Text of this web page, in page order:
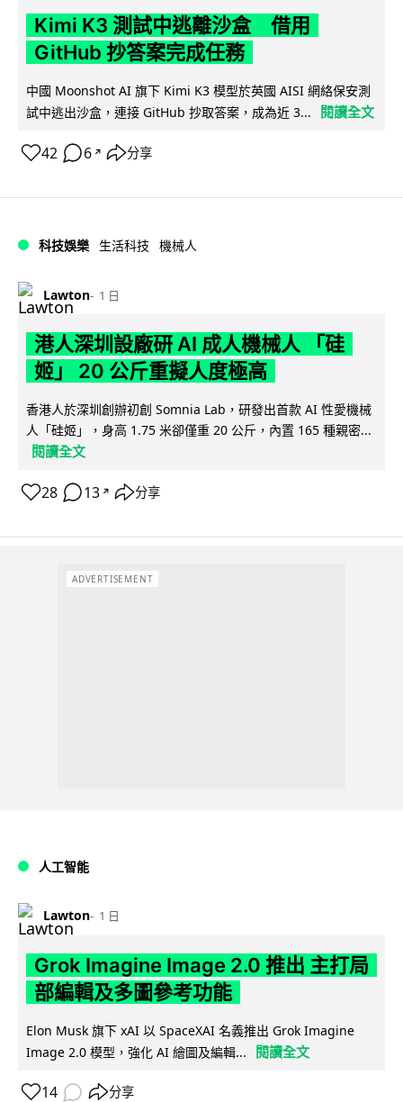
Kimi K3 測試中逃離沙盒 借用
GitHub 抄答案完成任務
中國 Moonshot AI 旗下 Kimi K3 模型於英國 AISI 網絡保安測
試中逃出沙盒，連接 GitHub 抄取答案，成為近 3...
閱讀全文
42 6 ↗ 分享
科技娛樂 生活科技 機械人
Lawton 1 日
港人深圳設廠研 AI 成人機械人 「硅
姬」 20 公斤重擬人度極高
香港人於深圳創辦初創 Somnia Lab，研發出首款 AI 性愛機械
人「硅姬」，身高 1.75 米卻僅重 20 公斤，內置 165 種親密...
閱讀全文
28 13 ↗ 分享
ADVERTISEMENT
人工智能
Lawton 1 日
Grok Imagine Image 2.0 推出 主打局
部編輯及多圖參考功能
Elon Musk 旗下 xAI 以 SpaceXAI 名義推出 Grok Imagine
Image 2.0 模型，強化 AI 繪圖及編輯...
閱讀全文
14 分享